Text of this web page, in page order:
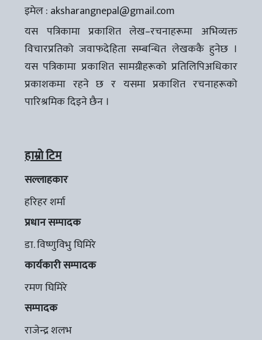
इमेल : aksharangnepal@gmail.com
यस पत्रिकामा प्रकाशित लेख–रचनाहरूमा अभिव्यक्त
विचारप्रतिको जवाफदेहिता सम्बन्धित लेखककै हुनेछ ।
यस पत्रिकामा प्रकाशित सामग्रीहरूको प्रतिलिपिअधिकार
प्रकाशकमा रहने छ र यसमा प्रकाशित रचनाहरूको
पारिश्रमिक दिइने छैन ।
हाम्रो टिम
सल्लाहकार
हरिहर शर्मा
प्रधान सम्पादक
डा. विष्णुविभु घिमिरे
कार्यकारी सम्पादक
रमण घिमिरे
सम्पादक
राजेन्द्र शलभ